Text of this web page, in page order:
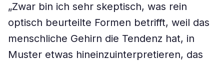
„Zwar bin ich sehr skeptisch, was rein
optisch beurteilte Formen betrifft, weil das
menschliche Gehirn die Tendenz hat, in
Muster etwas hineinzuinterpretieren, das